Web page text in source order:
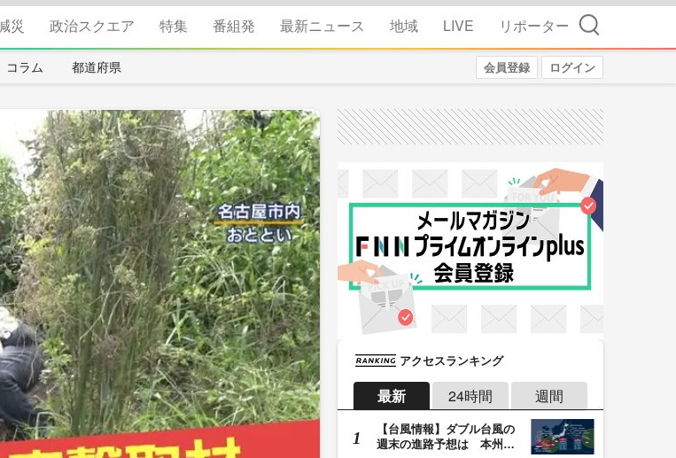
災 政治スクエア 特集 番組発 最新ニュース 地域 LIVE リポーター 検索
コラム 都道府県 会員登録 ログイン
アクセスランキング
最新 24時間 週間
【台風情報】ダブル台風の
週末の進路予想は 本州は